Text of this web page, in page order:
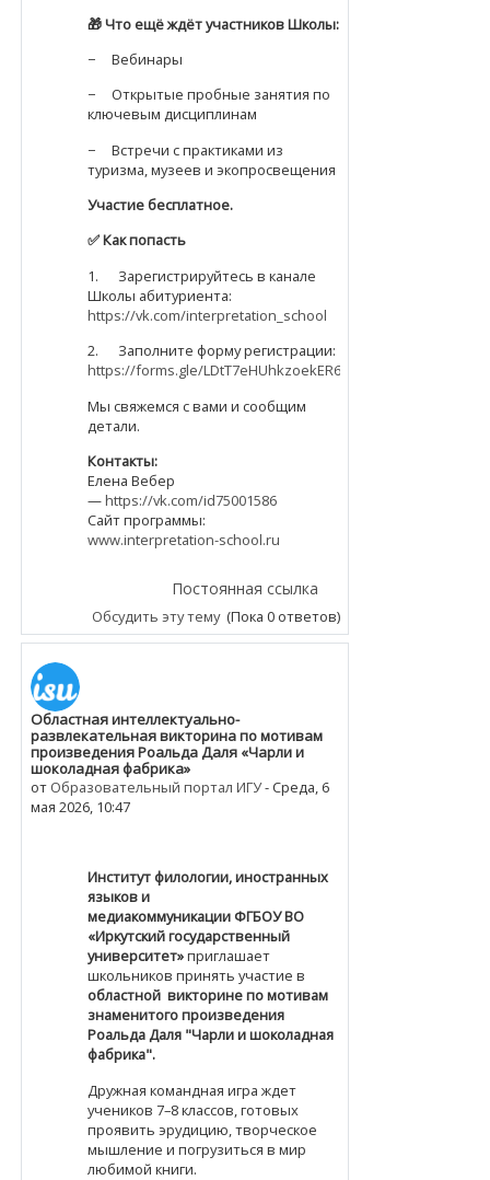
🎁Что ещё ждёт участников Школы:
− Вебинары
− Открытые пробные занятия по
ключевым дисциплинам
− Встречи с практиками из
туризма, музеев и экопросвещения
Участие бесплатное.
✅Как попасть
1. Зарегистрируйтесь в канале
Школы абитуриента:
https://vk.com/interpretation_school
2. Заполните форму регистрации:
https://forms.gle/LDtT7eHUhkzoekER6
Мы свяжемся с вами и сообщим
детали.
Контакты:
Елена Вебер
—https://vk.com/id75001586
Сайт программы:
www.interpretation-school.ru
Постоянная ссылка
Обсудить эту тему (Пока 0 ответов)
Областная интеллектуально-
развлекательная викторина по мотивам
произведения Роальда Даля «Чарли и
шоколадная фабрика»
от Образовательный портал ИГУ-Среда, 6
мая 2026, 10:47
Институт филологии, иностранных
языков и
медиакоммуникации ФГБОУ ВО
«Иркутский государственный
университет»приглашает
школьников принять участие в
областной викторине по мотивам
знаменитого произведения
Роальда Даля "Чарли и шоколадная
фабрика".
Дружная командная игра ждет
учеников 7–8 классов, готовых
проявить эрудицию, творческое
мышление и погрузиться в мир
любимой книги.